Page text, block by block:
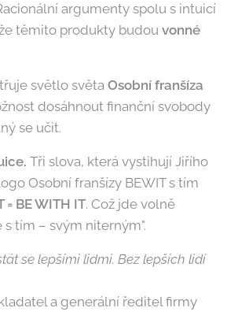
argumenty spolu s intuicí
těmito produkty budou vonné
světlo světa Osobní franšíza
dosáhnout finanční svobody
se učit.
Tři slova, která vystihují Jiřího
Osobní franšízy BEWIT s tím
= BE WITH IT. Což jde volně
tím – svým niterným".
se lepšími lidmi. Bez lepších lidí
a generální ředitel firmy